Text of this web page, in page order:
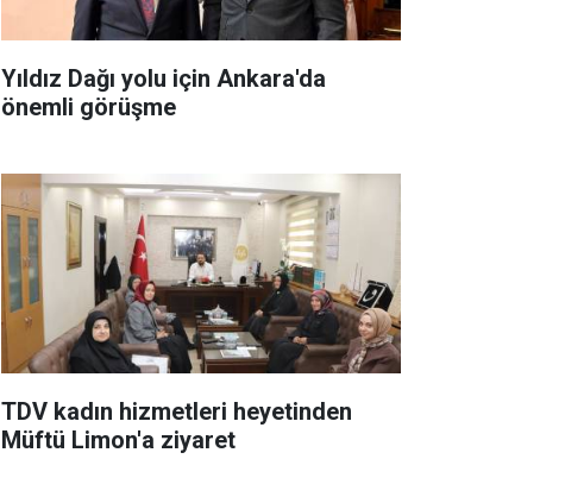
Yıldız Dağı yolu için Ankara'da
önemli görüşme
TDV kadın hizmetleri heyetinden
Müftü Limon'a ziyaret